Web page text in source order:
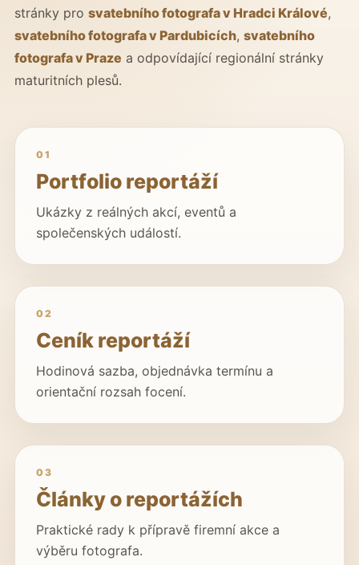
stránky pro svatebního fotografa v Hradci Králové,
svatebního fotografa v Pardubicích, svatebního
fotografa v Praze a odpovídající regionální stránky
maturitních plesů.
01
Portfolio reportáží
Ukázky z reálných akcí, eventů a
společenských událostí.
02
Ceník reportáží
Hodinová sazba, objednávka termínu a
orientační rozsah focení.
03
Články o reportážích
Praktické rady k přípravě firemní akce a
výběru fotografa.